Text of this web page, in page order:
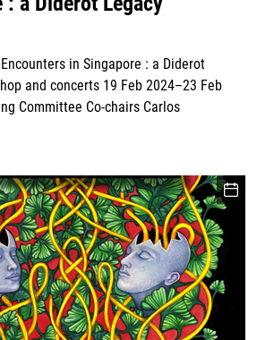
in Singapore : a Diderot
and concerts 19 Feb 2024–23 Feb
Committee Co-chairs Carlos